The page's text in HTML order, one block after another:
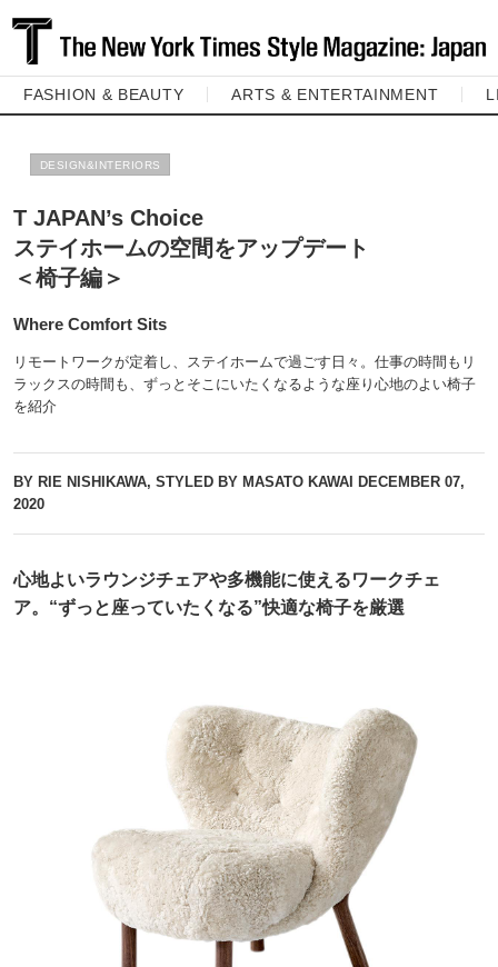
FASHION & BEAUTY ARTS & ENTERTAINMENT
DESIGN&INTERIORS
T JAPAN’s Choice
ステイホームの空間をアップデート
＜椅子編＞
Where Comfort Sits
リモートワークが定着し、ステイホームで過ごす日々。仕事の時間もリ
ラックスの時間も、ずっとそこにいたくなるような座り心地のよい椅子
を紹介
BY RIE NISHIKAWA, STYLED BY MASATO KAWAI DECEMBER 07,
2020
心地よいラウンジチェアや多機能に使えるワークチェ
ア。“ずっと座っていたくなる”快適な椅子を厳選